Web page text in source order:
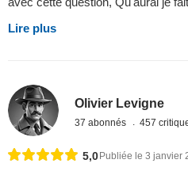
Lire plus
Olivier Levigne
37 abonnés 457
5,0Publiée le 3 janvier